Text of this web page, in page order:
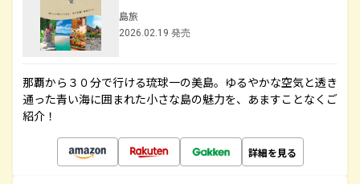
島旅
2026.02.19 発売
那覇から３０分で行ける琉球一の美島。ゆるやかな空気と透き
通った青い海に囲まれた小さな島の魅力を、あますことなくご
紹介！
詳細を見る